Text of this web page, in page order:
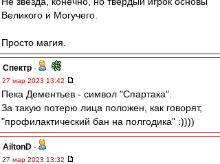
Великого и Могучего.
Просто магия.
Спектр -
27 мар 2023 13:42
Пека Дементьев - символ "Спартака".
За такую потерю лица положен, как говорят,
"профилактический бан на полгодика" :))))
AiltonD -
27 мар 2023 13:32